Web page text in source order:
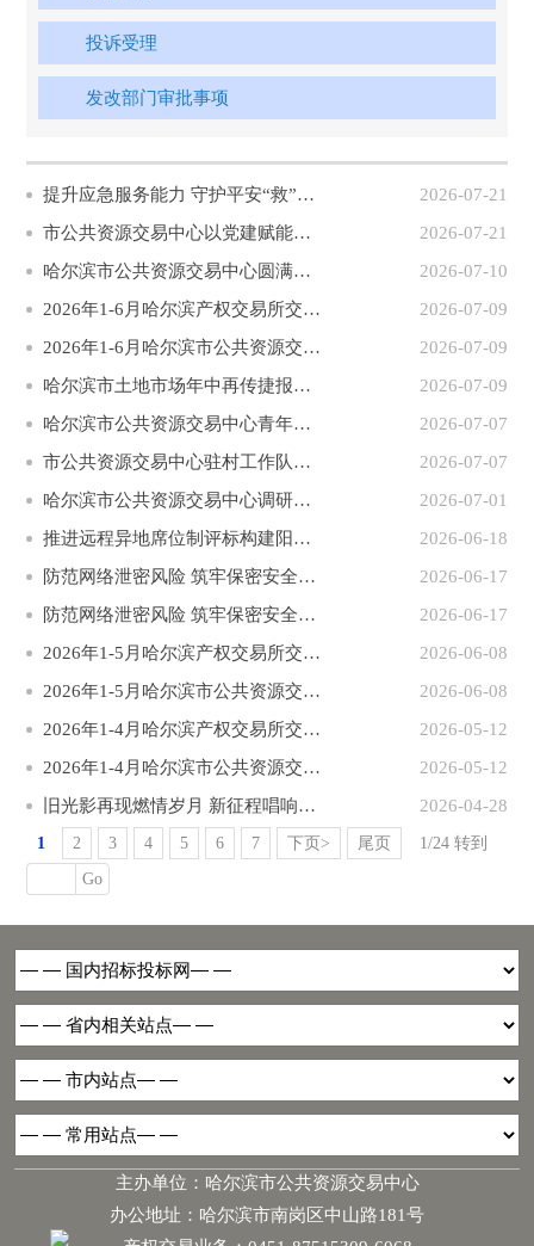
投诉受理
发改部门审批事项
提升应急服务能力 守护平安“救”在身边
2026-07-21
市公共资源交易中心以党建赋能结对企业高质量发展
2026-07-21
哈尔滨市公共资源交易中心圆满完成全省首次跨省远程异地评标＋盲评项目
2026-07-10
2026年1-6月哈尔滨产权交易所交易项目完成情况
2026-07-09
2026年1-6月哈尔滨市公共资源交易中心交易项目完成情况
2026-07-09
哈尔滨市土地市场年中再传捷报两宗住宅用地高溢价成交
2026-07-09
哈尔滨市公共资源交易中心青年理论学习小组开展主题联学活动
2026-07-07
市公共资源交易中心驻村工作队开展庆“七一”主题党建活动
2026-07-07
哈尔滨市公共资源交易中心调研指导驻村帮扶工作
2026-07-01
推进远程异地席位制评标构建阳光公平交易环境
2026-06-18
防范网络泄密风险 筑牢保密安全根基
2026-06-17
防范网络泄密风险 筑牢保密安全根基
2026-06-17
2026年1-5月哈尔滨产权交易所交易项目完成情况
2026-06-08
2026年1-5月哈尔滨市公共资源交易中心交易项目完成情况
2026-06-08
2026年1-4月哈尔滨产权交易所交易项目完成情况
2026-05-12
2026年1-4月哈尔滨市公共资源交易中心交易项目完成情况
2026-05-12
旧光影再现燃情岁月 新征程唱响时代礼赞
2026-04-28
1 2 3 4 5 6 7 下页> 尾页
1/24 转到
Go
主办单位：哈尔滨市公共资源交易中心
办公地址：哈尔滨市南岗区中山路181号